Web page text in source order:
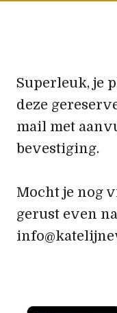
Superleuk, je
deze
mail met
bevestiging.
Mocht je nog
gerust even